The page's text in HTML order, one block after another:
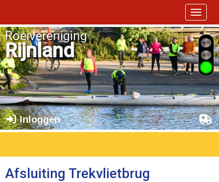
Toggle
Roeivereniging
Rijnland
Inloggen
Afsluiting Trekvlietbrug